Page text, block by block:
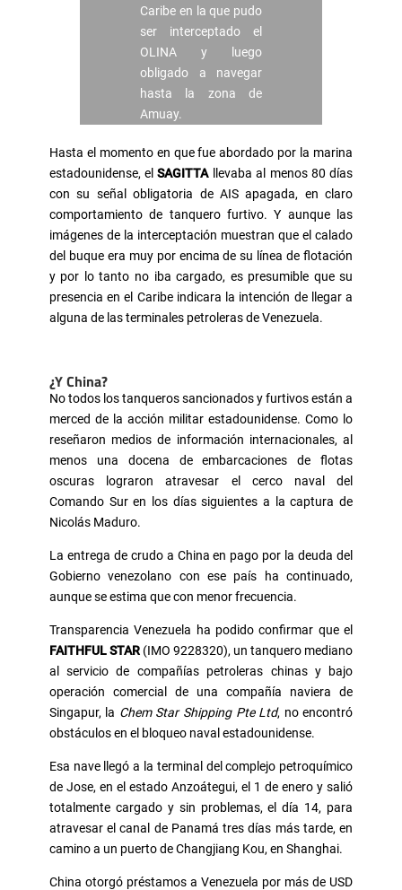
Caribe en la que pudo
ser interceptado el
OLINA y luego
obligado a navegar
hasta la zona de
Amuay.
Hasta el momento en que fue abordado por la marina
estadounidense, elSAGITTAllevaba al menos 80 días
con su señal obligatoria de AIS apagada, en claro
comportamiento de tanquero furtivo. Y aunque las
imágenes de la interceptación muestran que el calado
del buque era muy por encima de su línea de flotación
y por lo tanto no iba cargado, es presumible que su
presencia en el Caribe indicara la intención de llegar a
alguna de las terminales petroleras de Venezuela.
¿Y China?
No todos los tanqueros sancionados y furtivos están a
merced de la acción militar estadounidense. Como lo
reseñaron medios de información internacionales, al
menos una docena de embarcaciones de flotas
oscuras lograron atravesar el cerco naval del
Comando Sur en los días siguientes a la captura de
Nicolás Maduro.
La entrega de crudo a China en pago por la deuda del
Gobierno venezolano con ese país ha continuado,
aunque se estima que con menor frecuencia.
Transparencia Venezuela ha podido confirmar que el
FAITHFUL STAR(IMO 9228320), un tanquero mediano
al servicio de compañías petroleras chinas y bajo
operación comercial de una compañía naviera de
Singapur, la Chem Star Shipping Pte Ltd, no encontró
obstáculos en el bloqueo naval estadounidense.
Esa nave llegó a la terminal del complejo petroquímico
de Jose, en el estado Anzoátegui, el 1 de enero y salió
totalmente cargado y sin problemas, el día 14, para
atravesar el canal de Panamá tres días más tarde, en
camino a un puerto de Changjiang Kou, en Shanghai.
China otorgó préstamos a Venezuela por más de USD